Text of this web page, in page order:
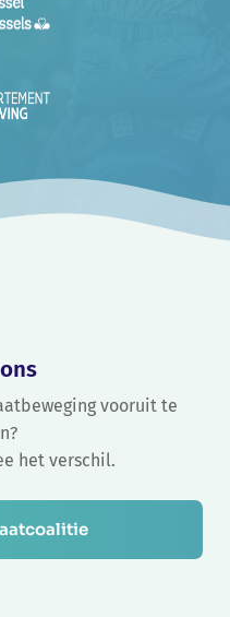
vooruit te
het verschil.